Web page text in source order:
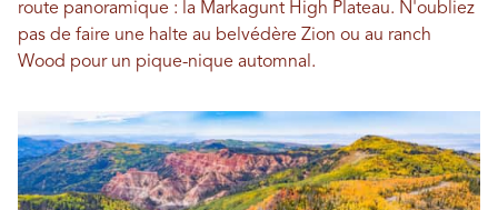
route panoramique : la Markagunt High Plateau. N'oubliez
pas de faire une halte au belvédère Zion ou au ranch
Wood pour un pique-nique automnal.